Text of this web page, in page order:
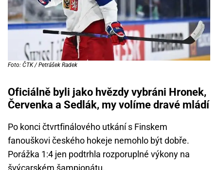
Foto: ČTK / Petrášek Radek
Oficiálně byli jako hvězdy vybráni Hronek,
Červenka a Sedlák, my volíme dravé mládí
Po konci čtvrtfinálového utkání s Finskem
fanouškovi českého hokeje nemohlo být dobře.
Porážka 1:4 jen podtrhla rozporuplné výkony na
švýcarském šampionátu.